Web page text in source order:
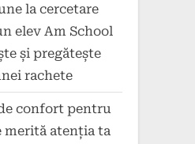
la cercetare
elev Am School
și pregătește
rachete
confort pentru
merită atenția ta